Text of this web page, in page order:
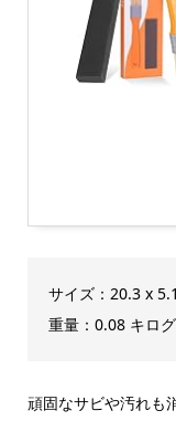
サイズ：20.3 x
重量：‎0.08 キロ
頑固なサビや汚れも